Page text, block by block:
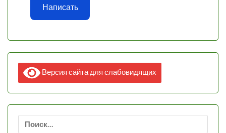
Написать
Версия сайта для слабовидящих
Найти: